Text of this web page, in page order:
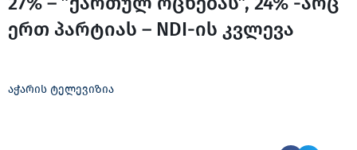
ერთ პარტიას – NDI-ის კვლევა
აჭარის ტელევიზია